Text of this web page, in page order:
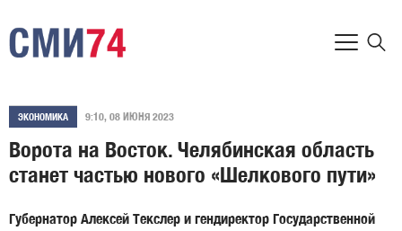
ЭКОНОМИКА 9:10, 08 ИЮНЯ 2023
Ворота на Восток. Челябинская область
станет частью нового «Шелкового пути»
Губернатор Алексей Текслер и гендиректор Государственной